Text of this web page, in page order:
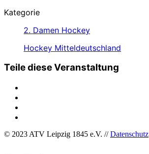
Kategorie
2. Damen Hockey
Hockey Mitteldeutschland
Teile diese Veranstaltung
© 2023 ATV Leipzig 1845 e.V. //Datenschutz